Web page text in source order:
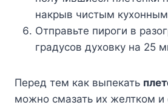
накрыв чистым
Отправьте пироги в
градусов духовку на 25
Перед тем как выпекать
можно смазать их желтком и